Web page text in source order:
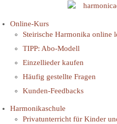
Online-Kurs
Steirische Harmonika online
TIPP: Abo-Modell
Einzellieder kaufen
Häufig gestellte Fragen
Kunden-Feedbacks
Harmonikaschule
Privatunterricht für Kinder